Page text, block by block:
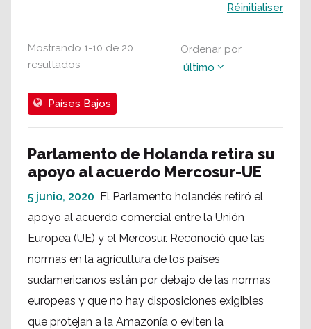
Mostrando 1-10 de 20
resultados
Ordenar por
último
Países Bajos
Parlamento de Holanda retira su
apoyo al acuerdo Mercosur-UE
5 junio, 2020 El Parlamento holandés retiró el
apoyo al acuerdo comercial entre la Unión
Europea (UE) y el Mercosur. Reconoció que las
normas en la agricultura de los países
sudamericanos están por debajo de las normas
europeas y que no hay disposiciones exigibles
que protejan a la Amazonía o eviten la
Réinitialiser